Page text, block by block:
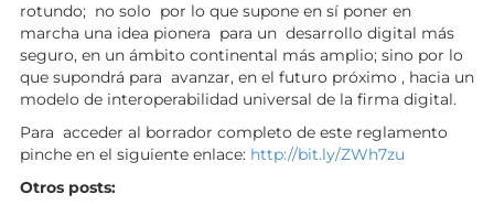
rotundo; no solo por lo que supone en sí poner en
marcha una idea pionera para un desarrollo digital más
seguro, en un ámbito continental más amplio; sino por lo
que supondrá para avanzar, en el futuro próximo , hacia un
modelo de interoperabilidad universal de la firma digital.
Para acceder al borrador completo de este reglamento
pinche en el siguiente enlace: http://bit.ly/ZWh7zu
Otros posts: